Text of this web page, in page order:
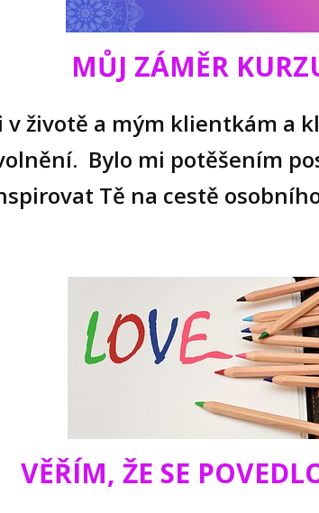
MŮJ ZÁMĚR
v životě a mým klientkám a
Bylo mi potěšením
Tě na cestě
VĚŘÍM, ŽE SE